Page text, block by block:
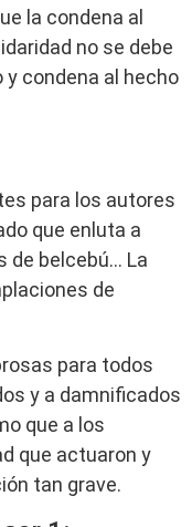
la condena al
no se debe
y condena al hecho
para los autores
que enluta a
de belcebú… La
de
para todos
y a damnificados
que a los
que actuaron y
tan grave.